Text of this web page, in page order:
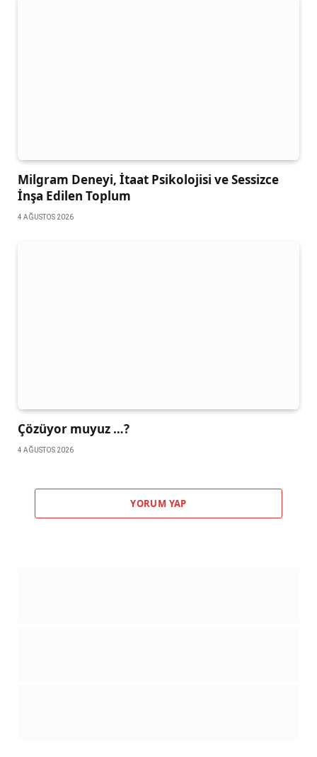
Milgram Deneyi, İtaat Psikolojisi ve Sessizce
İnşa Edilen Toplum
4 AĞUSTOS 2026
Çözüyor muyuz …?
4 AĞUSTOS 2026
YORUM YAP